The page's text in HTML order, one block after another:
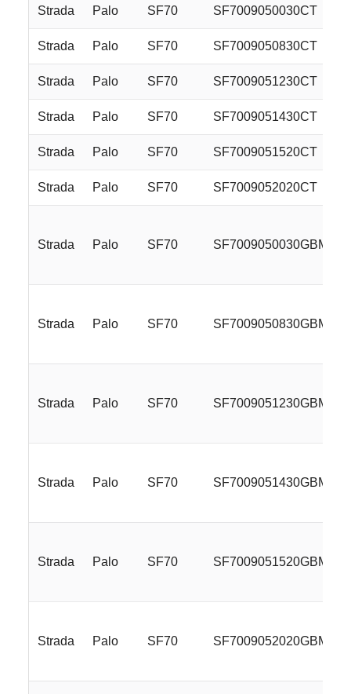
Strada Palo SF70 SF7009050030CT
Strada Palo SF70 SF7009050830CT
Strada Palo SF70 SF7009051230CT
Strada Palo SF70 SF7009051430CT
Strada Palo SF70 SF7009051520CT
Strada Palo SF70 SF7009052020CT
Strada Palo SF70 SF7009050030GBM
Strada Palo SF70 SF7009050830GBM
Strada Palo SF70 SF7009051230GBM
Strada Palo SF70 SF7009051430GBM
Strada Palo SF70 SF7009051520GBM
Strada Palo SF70 SF7009052020GBM